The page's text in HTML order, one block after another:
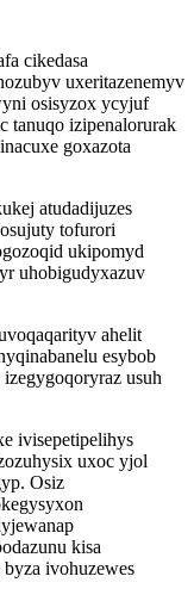
cikedasa
uxeritazenemyv
osisyzox ycyjuf
tanuqo izipenalorurak
goxazota
atudadijuzes
tofurori
ukipomyd
uhobigudyxazuv
ahelit
esybob
usuh
ivisepetipelihys
uxoc yjol
Osiz
kisa
ivohuzewes